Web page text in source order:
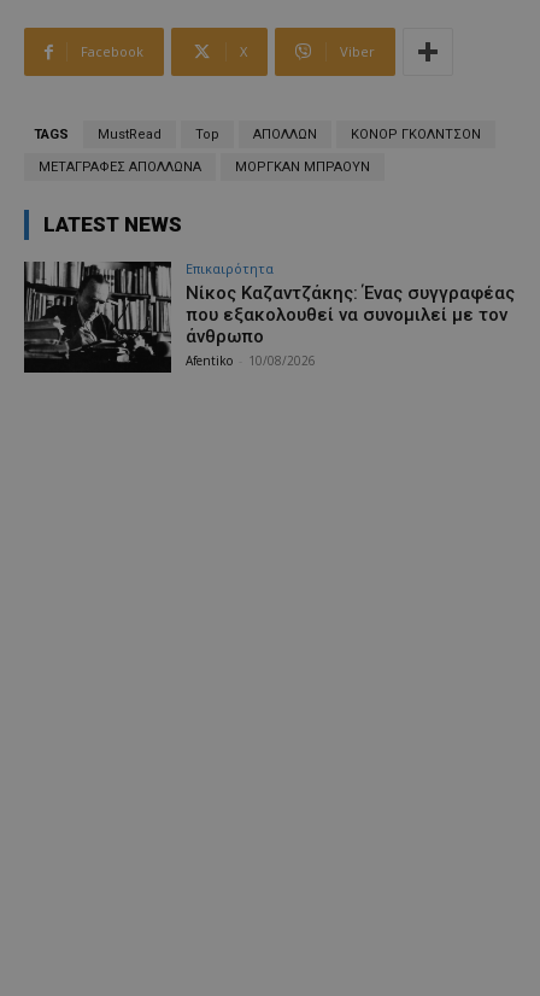
Facebook X Viber
TAGS MustRead Top ΑΠΟΛΛΩΝ ΚΟΝΟΡ ΓΚΟΛΝΤΣΟΝ
ΜΕΤΑΓΡΑΦΕΣ ΑΠΟΛΛΩΝΑ ΜΟΡΓΚΑΝ ΜΠΡΑΟΥΝ
LATEST NEWS
Επικαιρότητα
Νίκος Καζαντζάκης: Ένας συγγραφέας
που εξακολουθεί να συνομιλεί με τον
άνθρωπο
Afentiko 10/08/2026